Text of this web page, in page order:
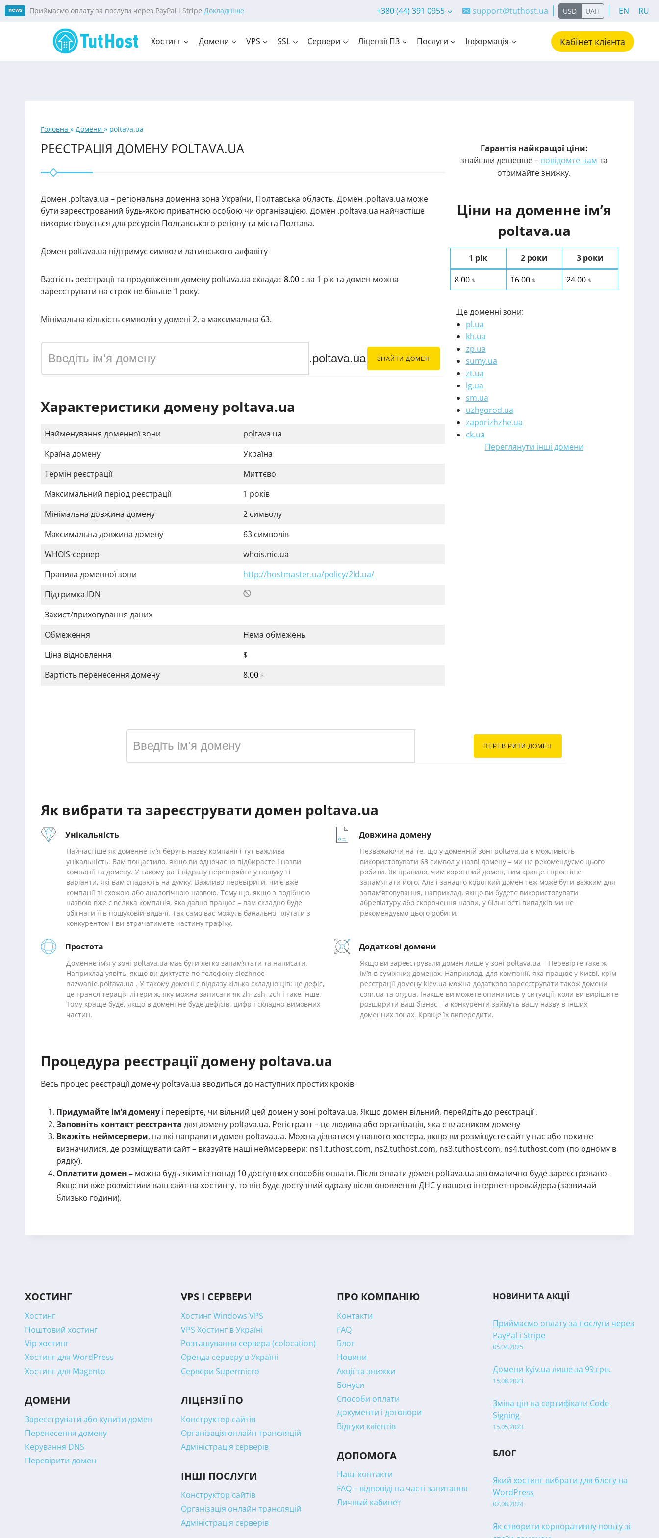
Skip
to
news Приймаємо оплату за послуги через PayPal і Stripe Докладніше +380 (44) 391 0955 support@tuthost.ua USD UAH EN RU
Хостинг Домени VPS SSL Сервери Ліцензії ПЗ Послуги Інформація Кабінет клієнта
Головна » Домени » poltava.ua
РЕЄСТРАЦІЯ ДОМЕНУ POLTAVA.UA
Домен .poltava.ua – регіональна доменна зона України, Полтавська область. Домен .poltava.ua може
бути зареєстрований будь-якою приватною особою чи організацією. Домен .poltava.ua найчастіше
використовується для ресурсів Полтавського регіону та міста Полтава.
Домен poltava.ua підтримує символи латинського алфавіту
Вартість реєстрації та продовження домену poltava.ua складає8.00 $ за 1 рік та домен можна
зареєструвати на строк не більше 1 року.
Мінімальна кількість символів у домені 2, а максимальна 63.
.poltava.ua ЗНАЙТИ ДОМЕН
Характеристики домену poltava.ua
Найменування доменної зони
poltava.ua
Країна домену
Україна
Термін реєстрації
Миттєво
Максимальний період реєстрації
1 років
Мінімальна довжина домену
2 символу
Максимальна довжина домену
63 символів
WHOIS-сервер
whois.nic.ua
Правила доменної зони
http://hostmaster.ua/policy/2ld.ua/
Підтримка IDN
Захист/приховування даних
Обмеження
Нема обмежень
Ціна відновлення
$
Вартість перенесення домену
8.00 $
Гарантія найкращої ціни:
знайшли дешевше – повідомте нам та
отримайте знижку.
Ціни на доменне ім’я
poltava.ua
1 рік 2 роки
3 роки
8.00 $ 16.00 $ 24.00 $
Ще доменні зони:
pl.ua
kh.ua
zp.ua
sumy.ua
zt.ua
lg.ua
sm.ua
uzhgorod.ua
zaporizhzhe.ua
ck.ua
Переглянути інші домени
ПЕРЕВІРИТИ ДОМЕН
Як вибрати та зареєструвати домен poltava.ua
Унікальність
Найчастіше як доменне ім’я беруть назву компанії і тут важлива
унікальність. Вам пощастило, якщо ви одночасно підбираєте і назви
компанії та домену. У такому разі відразу перевіряйте у пошуку ті
варіанти, які вам спадають на думку. Важливо перевірити, чи є вже
компанії зі схожою або аналогічною назвою. Тому що, якщо з подібною
назвою вже є велика компанія, яка давно працює – вам складно буде
обігнати її в пошуковій видачі. Так само вас можуть банально плутати з
конкурентом і ви втрачатимете частину трафіку.
Довжина домену
Незважаючи на те, що у доменній зоні poltava.ua є можливість
використовувати 63 символ у назві домену – ми не рекомендуємо цього
робити. Як правило, чим коротший домен, тим краще і простіше
запам’ятати його. Але і занадто короткий домен теж може бути важким для
запам’ятовування, наприклад, якщо ви будете використовувати
абревіатуру або скорочення назви, у більшості випадків ми не
рекомендуємо цього робити.
Простота
Доменне ім’я у зоні poltava.ua має бути легко запам’ятати та написати.
Наприклад уявіть, якщо ви диктуєте по телефону slozhnoe-
nazwanie.poltava.ua . У такому домені є відразу кілька складнощів: це дефіс,
це транслітерація літери ж, яку можна записати як zh, zsh, zch і таке інше.
Тому краще буде, якщо в домені не буде дефісів, цифр і складно-вимовних
частин.
Додаткові домени
Якщо ви зареєстрували домен лише у зоні poltava.ua – Перевірте таке ж
ім’я в суміжних доменах. Наприклад, для компанії, яка працює у Києві, крім
реєстрації домену kiev.ua можна додатково зареєструвати також домени
com.ua та org.ua. Інакше ви можете опинитись у ситуації, коли ви вирішите
розширити ваш бізнес – а конкуренти займуть вашу назву в інших
доменних зонах. Краще їх випередити.
Процедура реєстрації домену poltava.ua
Весь процес реєстрації домену poltava.ua зводиться до наступних простих кроків:
Придумайте ім’я домену і перевірте, чи вільний цей домен у зоні poltava.ua. Якщо домен вільний, перейдіть до реєстрації .
Заповніть контакт реєстранта для домену poltava.ua. Регістрант – це людина або організація, яка є власником домену
Вкажіть неймсервери, на які направити домен poltava.ua. Можна дізнатися у вашого хостера, якщо ви розміщуєте сайт у нас або поки не
визначилися, де розміщувати сайт – вказуйте наші неймсервери: ns1.tuthost.com, ns2.tuthost.com, ns3.tuthost.com, ns4.tuthost.com (по одному в
рядку).
Оплатити домен – можна будь-яким із понад 10 доступних способів оплати. Після оплати домен poltava.ua автоматично буде зареєстровано.
Якщо ви вже розмістили ваш сайт на хостингу, то він буде доступний одразу після оновлення ДНС у вашого інтернет-провайдера (зазвичай
близько години).
ХОСТИНГ
Хостинг
Поштовий хостинг
Vip хостинг
Хостинг для WordPress
Хостинг для Magento
ДОМЕНИ
Зареєструвати або купити домен
Перенесення домену
Керування DNS
Перевірити домен
VPS І СЕРВЕРИ
Хостинг Windows VPS
VPS Хостинг в Україні
Розташування сервера (colocation)
Оренда серверу в Україні
Сервери Supermicro
ЛІЦЕНЗІЇ ПО
Конструктор сайтів
Організація онлайн трансляцій
Адміністрація серверів
ІНШІ ПОСЛУГИ
Конструктор сайтів
Організація онлайн трансляцій
Адміністрація серверів
ПРО КОМПАНІЮ
Контакти
FAQ
Блог
Новини
Акції та знижки
Бонуси
Способи оплати
Документи і договори
Відгуки клієнтів
ДОПОМОГА
Наші контакти
FAQ – відповіді на часті запитання
Личный кабинет
НОВИНИ ТА АКЦІЇ
Приймаємо оплату за послуги через
PayPal і Stripe
05.04.2025
Домени kyiv.ua лише за 99 грн.
15.08.2023
Зміна цін на сертифікати Code
Signing
15.05.2023
БЛОГ
Який хостинг вибрати для блогу на
WordPress
07.08.2024
Як створити корпоративну пошту зі